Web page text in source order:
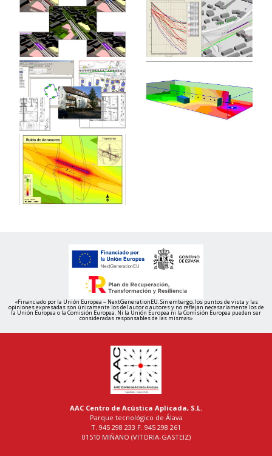
«Financiado por la Unión Europea – NextGenerationEU. Sin embargo, los puntos de vista y las
opiniones expresadas son únicamente los del autor o autores y no reflejan necesariamente los de
la Unión Europea o la Comisión Europea. Ni la Unión Europea ni la Comisión Europea pueden ser
consideradas responsables de las mismas»
AAC Centro de Acústica Aplicada, S.L.
Parque tecnológico de Álava
T. 945 298 233 F. 945 298 261
01510 MIÑANO (VITORIA-GASTEIZ)